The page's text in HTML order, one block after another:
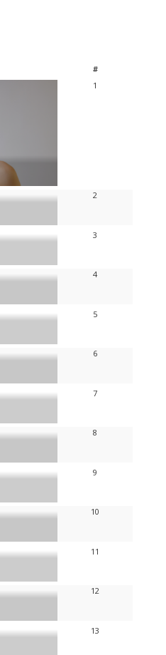
#
1
2
3
4
5
6
7
8
9
10
11
12
13